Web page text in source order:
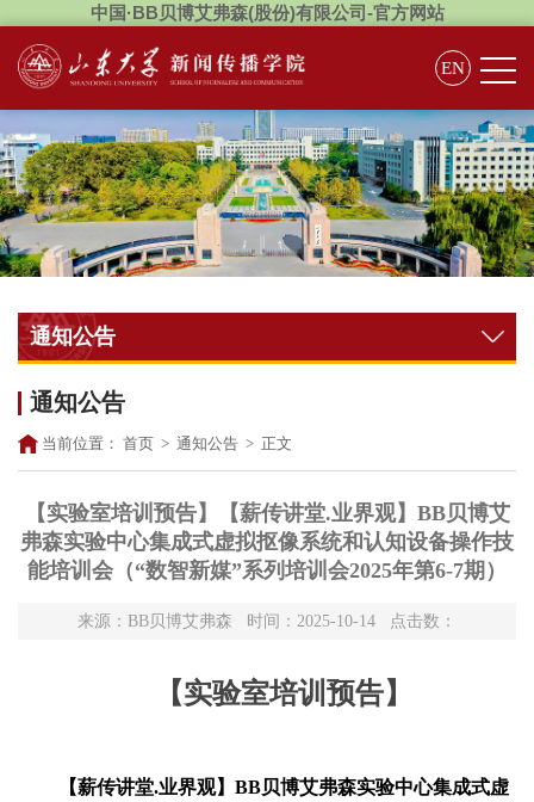
中国·BB贝博艾弗森(股份)有限公司-官方网站
EN
通知公告
通知公告
当前位置： 首页 > 通知公告 > 正文
【实验室培训预告】【薪传讲堂.业界观】BB贝博艾
弗森实验中心集成式虚拟抠像系统和认知设备操作技
能培训会（“数智新媒”系列培训会2025年第6-7期）
来源：BB贝博艾弗森 时间：2025-10-14 点击数：
【实验室培训预告】
【薪传讲堂.业界观】BB贝博艾弗森实验中心集成式虚